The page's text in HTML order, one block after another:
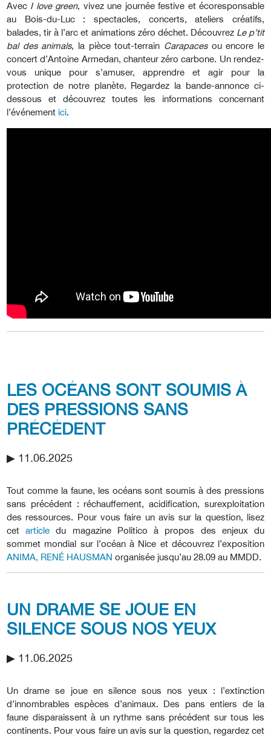
Avec I love green, vivez une journée festive et écoresponsable
au Bois-du-Luc : spectacles, concerts, ateliers créatifs,
balades, tir à l’arc et animations zéro déchet. Découvrez Le p’tit
bal des animals, la pièce tout-terrain Carapaces ou encore le
concert d’Antoine Armedan, chanteur zéro carbone. Un rendez-
vous unique pour s’amuser, apprendre et agir pour la
protection de notre planète. Regardez la bande-annonce ci-
dessous et découvrez toutes les informations concernant
l’événement ici.
LES OCÉANS SONT SOUMIS À
DES PRESSIONS SANS
PRÉCÉDENT
▶︎ 11.06.2025
Tout comme la faune, les océans sont soumis à des pressions
sans précédent : réchauffement, acidification, surexploitation
des ressources. Pour vous faire un avis sur la question, lisez
cetarticle du magazine Politico à propos des enjeux du
sommet mondial sur l’océan à Nice et découvrez l’exposition
ANIMA, RENÉ HAUSMAN organisée jusqu’au 28.09 au MMDD.
UN DRAME SE JOUE EN
SILENCE SOUS NOS YEUX
▶︎ 11.06.2025
Un drame se joue en silence sous nos yeux : l’extinction
d’innombrables espèces d’animaux. Des pans entiers de la
faune disparaissent à un rythme sans précédent sur tous les
continents. Pour vous faire un avis sur la question, regardez cet